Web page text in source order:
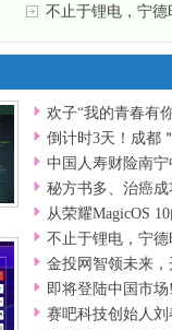
值
不止于锂电，宁
版
欢子“我的青春有
倒计时3天！成都
中国人寿财险南
秘方书多、治癌
从荣耀MagicOS
不止于锂电，宁
金投网智领未来
即将登陆中国市
赛吧科技创始人